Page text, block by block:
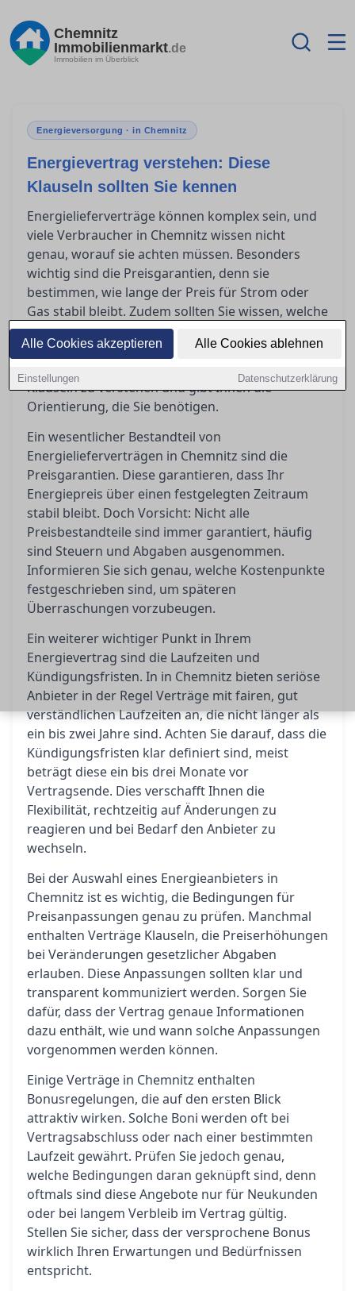
Alle Cookies akzeptieren Alle Cookies ablehnen
Einstellungen Datenschutzerklärung
Chemnitz
Immobilienmarkt.de
Immobilien im Überblick
Energieversorgung · in Chemnitz
Energievertrag verstehen: Diese
Klauseln sollten Sie kennen
Energielieferverträge können komplex sein, und
viele Verbraucher in Chemnitz wissen nicht
genau, worauf sie achten müssen. Besonders
wichtig sind die Preisgarantien, denn sie
bestimmen, wie lange der Preis für Strom oder
Gas stabil bleibt. Zudem sollten Sie wissen, welche
Kündigungsfristen und Laufzeiten als seriös
gelten, um unerwartete Kosten zu vermeiden.
Klauseln zu verstehen und gibt Ihnen die
Orientierung, die Sie benötigen.
Ein wesentlicher Bestandteil von
Energielieferverträgen in Chemnitz sind die
Preisgarantien. Diese garantieren, dass Ihr
Energiepreis über einen festgelegten Zeitraum
stabil bleibt. Doch Vorsicht: Nicht alle
Preisbestandteile sind immer garantiert, häufig
sind Steuern und Abgaben ausgenommen.
Informieren Sie sich genau, welche Kostenpunkte
festgeschrieben sind, um späteren
Überraschungen vorzubeugen.
Ein weiterer wichtiger Punkt in Ihrem
Energievertrag sind die Laufzeiten und
Kündigungsfristen. In in Chemnitz bieten seriöse
Anbieter in der Regel Verträge mit fairen, gut
verständlichen Laufzeiten an, die nicht länger als
ein bis zwei Jahre sind. Achten Sie darauf, dass die
Kündigungsfristen klar definiert sind, meist
beträgt diese ein bis drei Monate vor
Vertragsende. Dies verschafft Ihnen die
Flexibilität, rechtzeitig auf Änderungen zu
reagieren und bei Bedarf den Anbieter zu
wechseln.
Bei der Auswahl eines Energieanbieters in
Chemnitz ist es wichtig, die Bedingungen für
Preisanpassungen genau zu prüfen. Manchmal
enthalten Verträge Klauseln, die Preiserhöhungen
bei Veränderungen gesetzlicher Abgaben
erlauben. Diese Anpassungen sollten klar und
transparent kommuniziert werden. Sorgen Sie
dafür, dass der Vertrag genaue Informationen
dazu enthält, wie und wann solche Anpassungen
vorgenommen werden können.
Einige Verträge in Chemnitz enthalten
Bonusregelungen, die auf den ersten Blick
attraktiv wirken. Solche Boni werden oft bei
Vertragsabschluss oder nach einer bestimmten
Laufzeit gewährt. Prüfen Sie jedoch genau,
welche Bedingungen daran geknüpft sind, denn
oftmals sind diese Angebote nur für Neukunden
oder bei langem Verbleib im Vertrag gültig.
Stellen Sie sicher, dass der versprochene Bonus
wirklich Ihren Erwartungen und Bedürfnissen
entspricht.